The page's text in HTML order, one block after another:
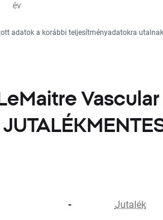
év
adatok a korábbi teljesítményadatokra
- Jutalék